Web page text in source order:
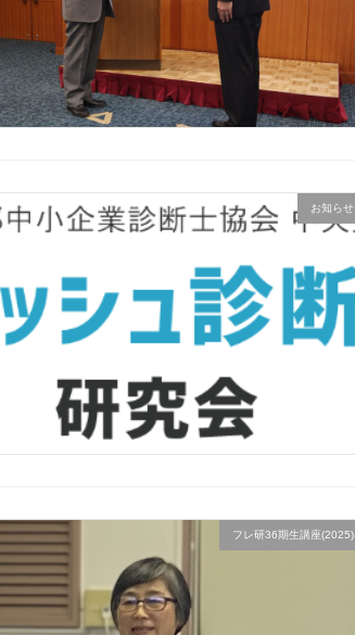
お知らせ
フレ研36期生講座(2025)